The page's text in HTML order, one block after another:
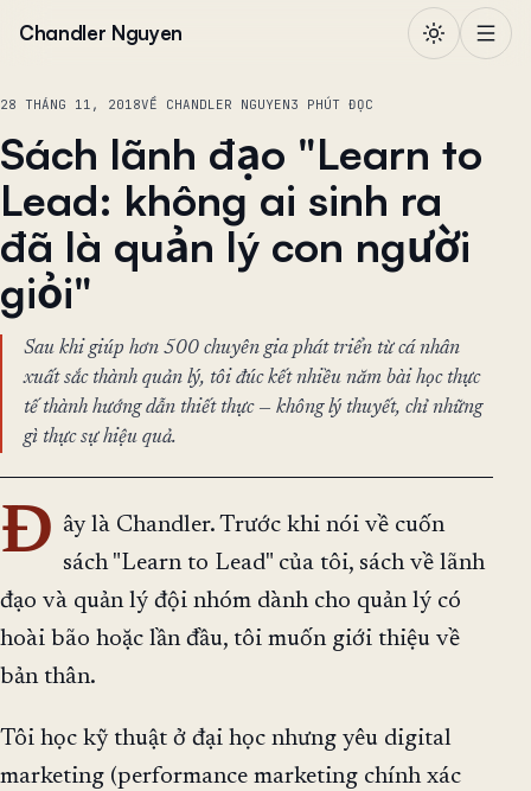
Chandler Nguyen
28 THÁNG 11, 2018VỀ CHANDLER NGUYEN3 PHÚT ĐỌC
Sách lãnh đạo "Learn to
Lead: không ai sinh ra
đã là quản lý con người
giỏi"
Sau khi giúp hơn 500 chuyên gia phát triển từ cá nhân
xuất sắc thành quản lý, tôi đúc kết nhiều năm bài học thực
tế thành hướng dẫn thiết thực — không lý thuyết, chỉ những
gì thực sự hiệu quả.
Đ ây là Chandler. Trước khi nói về cuốn
sách "Learn to Lead" của tôi, sách về lãnh
đạo và quản lý đội nhóm dành cho quản lý có
hoài bão hoặc lần đầu, tôi muốn giới thiệu về
bản thân.
Tôi học kỹ thuật ở đại học nhưng yêu digital
marketing (performance marketing chính xác